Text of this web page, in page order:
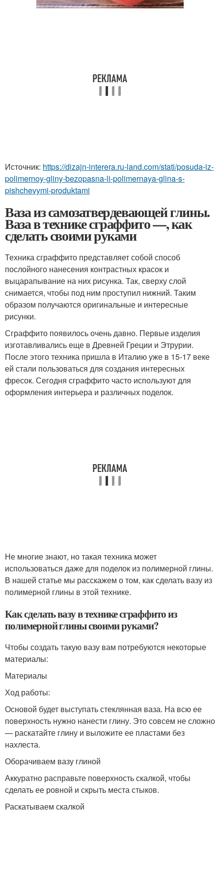
Источник: https://dizajn-interera.ru-land.com/stati/posuda-iz-
polimernoy-gliny-bezopasna-li-polimernaya-glina-s-
pishchevymi-produktami
Ваза из самозатвердевающей глины.
Ваза в технике сграффито —, как
сделать своими руками
Техника сграффито представляет собой способ
послойного нанесения контрастных красок и
выцарапывание на них рисунка. Так, сверху слой
снимается, чтобы под ним проступил нижний. Таким
образом получаются оригинальные и интересные
рисунки.
Сграффито появилось очень давно. Первые изделия
изготавливались еще в Древней Греции и Этрурии.
После этого техника пришла в Италию уже в 15-17 веке
ей стали пользоваться для создания интересных
фресок. Сегодня сграффито часто используют для
оформления интерьера и различных поделок.
Не многие знают, но такая техника может
использоваться даже для поделок из полимерной глины.
В нашей статье мы расскажем о том, как сделать вазу из
полимерной глины в этой технике.
Как сделать вазу в технике сграффито из
полимерной глины своими руками?
Чтобы создать такую вазу вам потребуются некоторые
материалы:
Материалы
Ход работы:
Основой будет выступать стеклянная ваза. На всю ее
поверхность нужно нанести глину. Это совсем не сложно
— раскатайте глину и выложите ее пластами без
нахлеста.
Оборачиваем вазу глиной
Аккуратно расправьте поверхность скалкой, чтобы
сделать ее ровной и скрыть места стыков.
Раскатываем скалкой